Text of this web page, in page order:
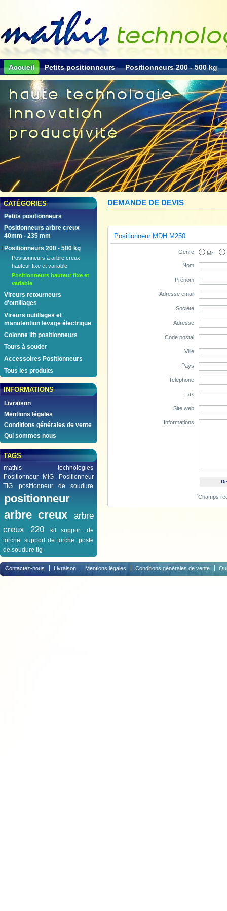
Accueil Petits positionneurs Positionneurs 200 - 500 kg
CATÉGORIES
Petits positionneurs
Positionneurs arbre creux
40mm - 235 mm
Positionneurs 200 - 500 kg
Positionneurs à arbre creux
hauteur fixe et variable
Positionneurs hauteur fixe et
variable
Vireurs retourneurs
d'outillages
Vireurs outillages et
manutention levage électrique
Colonne lift positionneurs
Tours à souder
Accessoires Positionneurs
Tous les produits
INFORMATIONS
Livraison
Mentions légales
Conditions générales de vente
Qui sommes nous
TAGS
mathis technologies
Positionneur MIG
Positionneur
TIG
positionneur de soudure
positionneur
arbre creux
arbre
creux 220
kit support de
torche
support de torche
poste
de soudure tig
DEMANDE DE DEVIS
Positionneur MDH M250
Genre Mr
Nom
Prénom
Adresse email
Societe
Adresse
Code postal
Ville
Pays
Telephone
Fax
Site web
Informations
*Champs
Contactez-nous Livraison Mentions légales Conditions générales de vente